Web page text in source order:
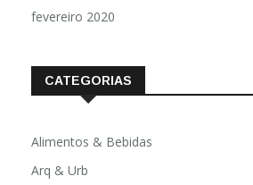
fevereiro 2020
CATEGORIAS
Alimentos & Bebidas
Arq & Urb